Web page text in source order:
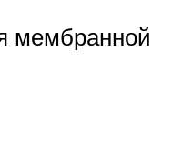
мембранной